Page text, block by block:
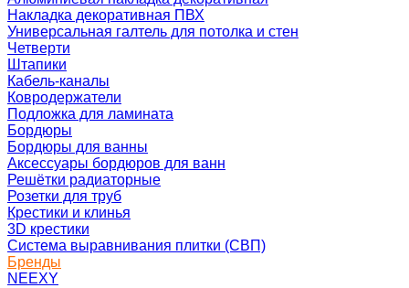
Накладка декоративная ПВХ
Универсальная галтель для потолка и стен
Четверти
Штапики
Кабель-каналы
Ковродержатели
Подложка для ламината
Бордюры
Бордюры для ванны
Аксессуары бордюров для ванн
Решётки радиаторные
Розетки для труб
Крестики и клинья
3D крестики
Система выравнивания плитки (СВП)
Бренды
NEEXY